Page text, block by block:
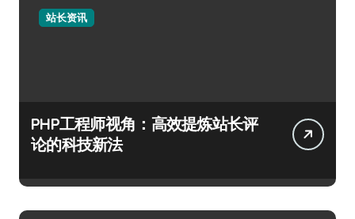
站长资讯
PHP工程师视角：高效提炼站长评
论的科技新法